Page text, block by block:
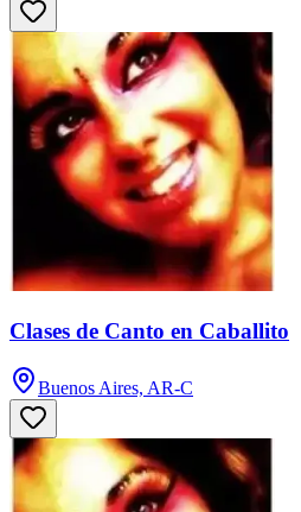
Clases de Canto en Caballito
Buenos Aires, AR-C